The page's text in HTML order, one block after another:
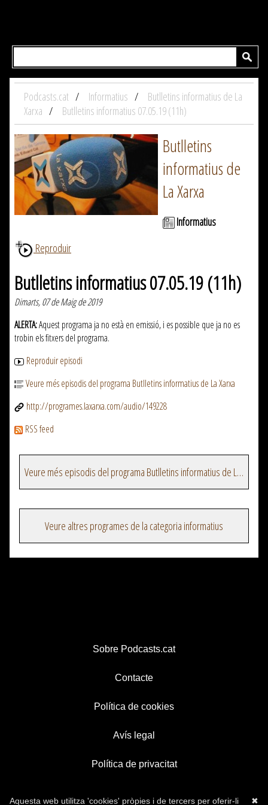
Podcasts.cat Informatius
Butlletins informatius de La
Xarxa
Butlletins informatius 07.05.19 (11h)
Butlletins
informatius de
La Xarxa
Informatius
Reproduir
Butlletins informatius 07.05.19 (11h)
Dimarts, 07 de Maig de 2019
ALERTA:Aquest programa ja no està en emissió, i es possible que ja no es
trobin els fitxers del programa.
Reproduir episodi
Veure més episodis del programa Butlletins informatius de La Xarxa
http://programes.laxarxa.com/audio/149228
RSS feed
Veure més episodis del programa Butlletins informatius de La Xarxa
Veure altres programes de la categoria informatius
Sobre Podcasts.cat
Contacte
Política de cookies
Avís legal
Política de privacitat
✖
Aquesta web utilitza 'cookies' pròpies i de tercers per oferir-li